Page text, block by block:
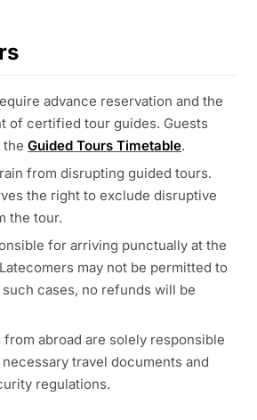
advance reservation and the
of certified tour guides. Guests
the Guided Tours Timetable.
from disrupting guided tours.
the right to exclude disruptive
the tour.
for arriving punctually at the
may not be permitted to
cases, no refunds will be
abroad are solely responsible
travel documents and
regulations.